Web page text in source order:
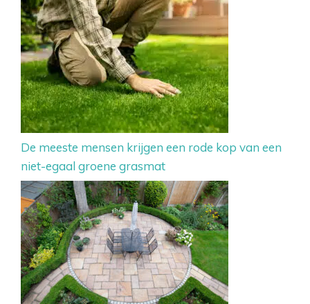
De meeste mensen krijgen een rode kop van een
niet-egaal groene grasmat